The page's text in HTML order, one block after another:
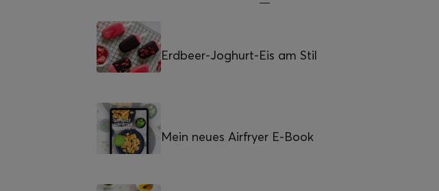
Erdbeer-Joghurt-Eis am Stil
Mein neues Airfryer E-Book